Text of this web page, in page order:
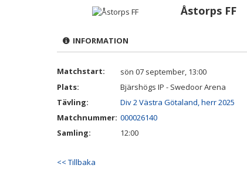
Åstorps FF
INFORMATION
Matchstart:
sön 07 september, 13:00
Plats:
Bjärshögs IP - Swedoor Arena
Tävling:
Div 2 Västra Götaland, herr 2025
Matchnummer: 000026140
Samling:
12:00
<< Tillbaka